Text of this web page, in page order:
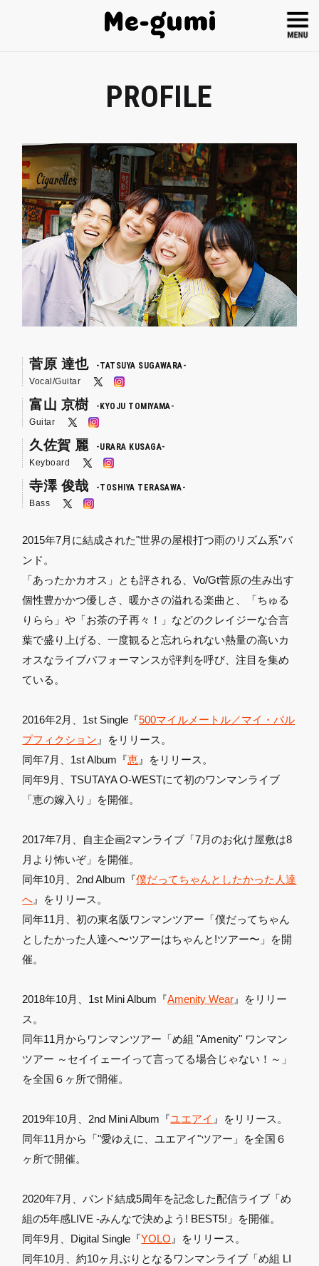
PROFILE
菅原 達也
TATSUYA SUGAWARA
Vocal/Guitar
富山 京樹
KYOJU TOMIYAMA
Guitar
久佐賀 麗
URARA KUSAGA
Keyboard
寺澤 俊哉
TOSHIYA TERASAWA
Bass
2015年7月に結成された"世界の屋根打つ雨のリズム系"バ
ンド。
「あったかカオス」とも評される、Vo/Gt菅原の生み出す
個性豊かかつ優しさ、暖かさの溢れる楽曲と、「ちゅる
りらら」や「お茶の子再々！」などのクレイジーな合言
葉で盛り上げる、一度観ると忘れられない熱量の高いカ
オスなライブパフォーマンスが評判を呼び、注目を集め
ている。
2016年2月、1st Single『500マイルメートル／マイ・パル
プフィクション 』をリリース。
同年7月、1st Album『恵 』をリリース。
同年9月、TSUTAYA O-WESTにて初のワンマンライブ
「恵の嫁入り」を開催。
2017年7月、自主企画2マンライブ「7月のお化け屋敷は8
月より怖いぞ」を開催。
同年10月、2nd Album『僕だってちゃんとしたかった人達
へ 』をリリース。
同年11月、初の東名阪ワンマンツアー「僕だってちゃん
としたかった人達へ〜ツアーはちゃんと!ツアー〜」を開
催。
2018年10月、1st Mini Album『Amenity Wear 』をリリー
ス。
同年11月からワンマンツアー「め組 "Amenity" ワンマン
ツアー ～セイイェーイって言ってる場合じゃない！～」
を全国６ヶ所で開催。
2019年10月、2nd Mini Album『ユエアイ 』をリリース。
同年11月から「"愛ゆえに、ユエアイ"ツアー」を全国６
ヶ所で開催。
2020年7月、バンド結成5周年を記念した配信ライブ「め
組の5年感LIVE -みんなで決めよう! BEST5!」を開催。
同年9月、Digital Single『YOLO 』をリリース。
同年10月、約10ヶ月ぶりとなるワンマンライブ「め組 LI